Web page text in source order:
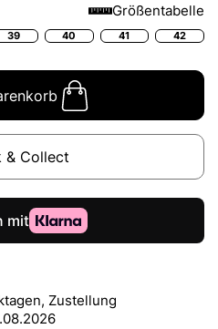
Größentabelle
39 40 41 42
& Collect
Zustellung